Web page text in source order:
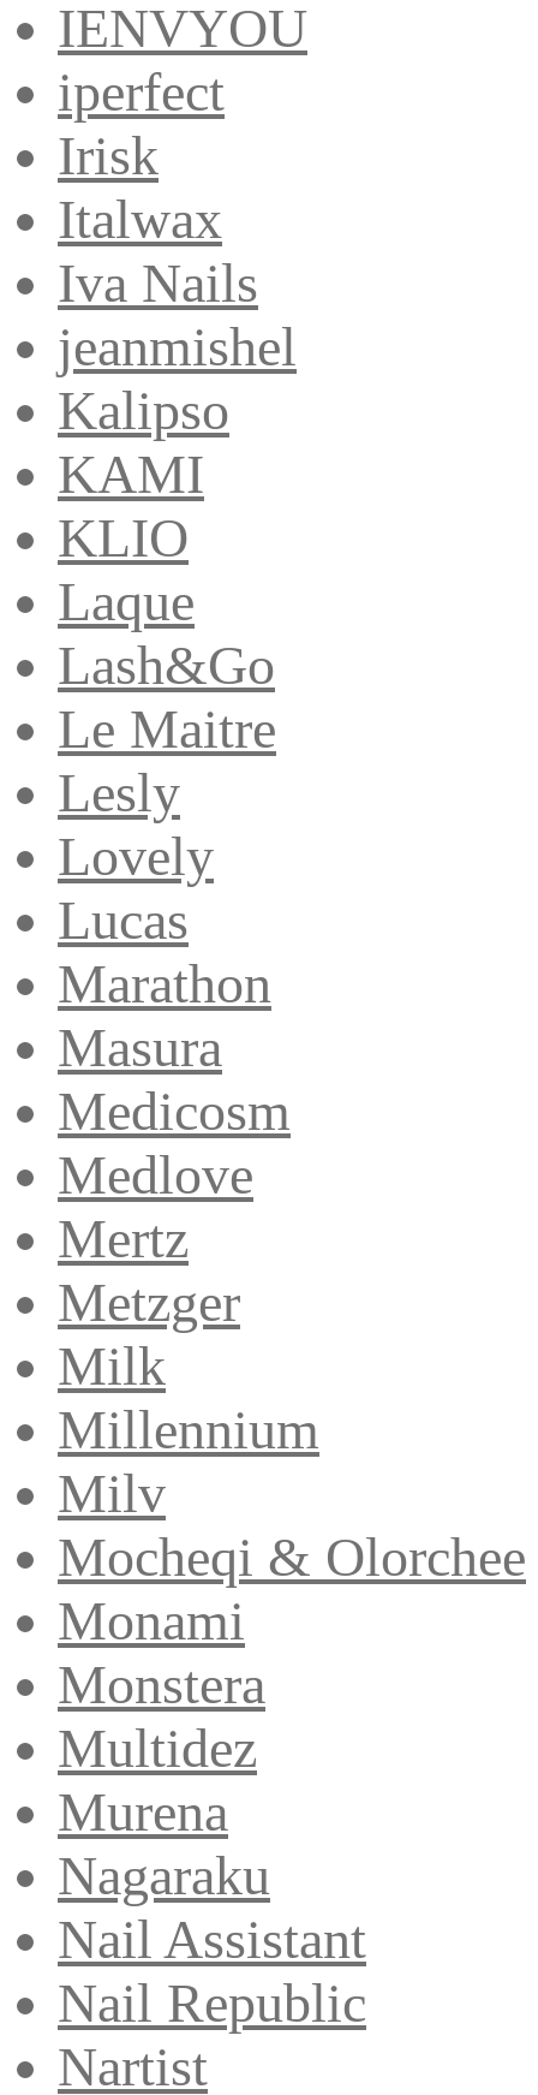
IENVYOU
iperfect
Irisk
Italwax
Iva Nails
jeanmishel
Kalipso
KAMI
KLIO
Laque
Lash&Go
Le Maitre
Lesly
Lovely
Lucas
Marathon
Masura
Medicosm
Medlove
Mertz
Metzger
Milk
Millennium
Milv
Mocheqi & Olorchee
Monami
Monstera
Multidez
Murena
Nagaraku
Nail Assistant
Nail Republic
Nartist